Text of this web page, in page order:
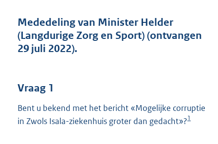
:
3
Mededeling van Minister Helder
(Langdurige Zorg en Sport) (ontvangen
29 juli 2022).
Vraag 1
Bent u bekend met het bericht «Mogelijke corruptie
in Zwols Isala-ziekenhuis groter dan gedacht»?1